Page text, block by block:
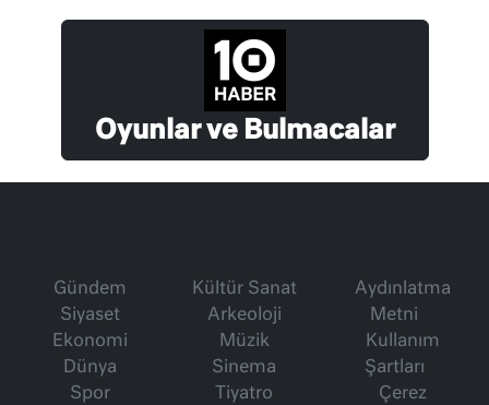
Oyunlar ve Bulmacalar
Gündem
Siyaset
Ekonomi
Dünya
Spor
Kültür Sanat
Arkeoloji
Müzik
Sinema
Tiyatro
Aydınlatma
Metni
Kullanım
Şartları
Çerez